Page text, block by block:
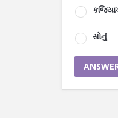
સોનું